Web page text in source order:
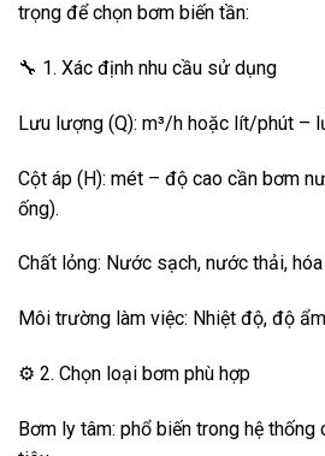
trọng để chọn bơm biến tần:
🔧 1. Xác định nhu cầu sử dụng
Lưu lượng (Q): m³/h hoặc lít/phút –
Cột áp (H): mét – độ cao cần bơm
ống).
Chất lỏng: Nước sạch, nước thải, hóa
Môi trường làm việc: Nhiệt độ, độ
⚙️ 2. Chọn loại bơm phù hợp
Bơm ly tâm: phổ biến trong hệ thống